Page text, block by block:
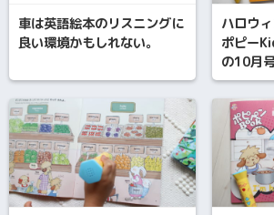
車は英語絵本のリスニングに
良い環境かもしれない。
ハロウ
ポピー
の10月